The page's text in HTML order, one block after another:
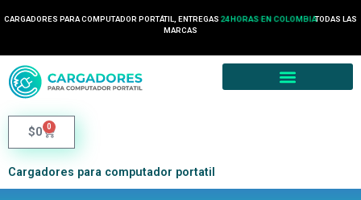
CARGADORES PARA COMPUTADOR PORTÁTIL, ENTREGAS 24 HORAS EN COLOMBIATODAS LAS
MARCAS
$0 0
Cargadores para computador portatil